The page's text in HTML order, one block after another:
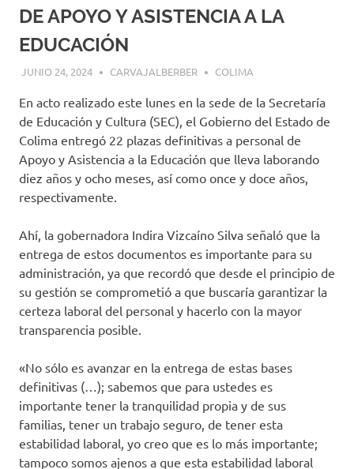
DE APOYO Y ASISTENCIA A LA
EDUCACIÓN
JUNIO 24, 2024 CARVAJALBERBER COLIMA
En acto realizado este lunes en la sede de la Secretaría
de Educación y Cultura (SEC), el Gobierno del Estado de
Colima entregó 22 plazas definitivas a personal de
Apoyo y Asistencia a la Educación que lleva laborando
diez años y ocho meses, así como once y doce años,
respectivamente.
Ahí, la gobernadora Indira Vizcaíno Silva señaló que la
entrega de estos documentos es importante para su
administración, ya que recordó que desde el principio de
su gestión se comprometió a que buscaría garantizar la
certeza laboral del personal y hacerlo con la mayor
transparencia posible.
«No sólo es avanzar en la entrega de estas bases
definitivas (…); sabemos que para ustedes es
importante tener la tranquilidad propia y de sus
familias, tener un trabajo seguro, de tener esta
estabilidad laboral, yo creo que es lo más importante;
tampoco somos ajenos a que esta estabilidad laboral